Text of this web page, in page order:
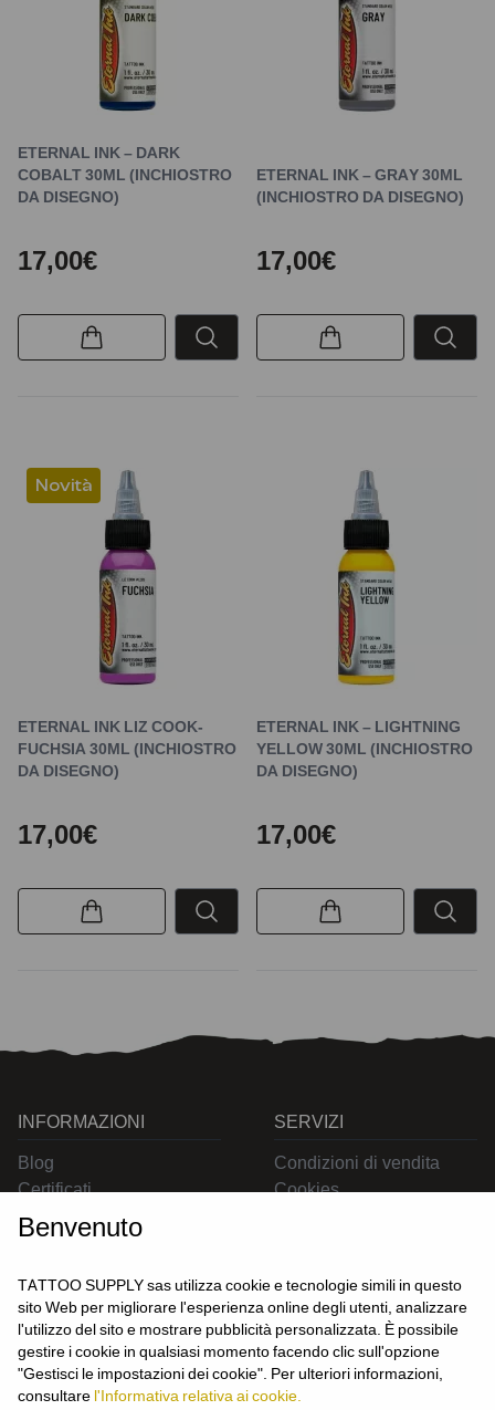
ETERNAL INK – DARK
COBALT 30ML (INCHIOSTRO
DA DISEGNO)
17,00€
ETERNAL INK – GRAY 30ML
(INCHIOSTRO DA DISEGNO)
17,00€
Novità
ETERNAL INK LIZ COOK-
FUCHSIA 30ML (INCHIOSTRO
DA DISEGNO)
17,00€
ETERNAL INK – LIGHTNING
YELLOW 30ML (INCHIOSTRO
DA DISEGNO)
17,00€
CONTATTACI
INFORMAZIONI
Blog
Certificati
Contatti
SERVIZI
Condizioni di vendita
Cookies
UTENTE
Login
Benvenuto
TATTOO SUPPLY sas utilizza cookie e tecnologie simili in questo
sito Web per migliorare l'esperienza online degli utenti, analizzare
l'utilizzo del sito e mostrare pubblicità personalizzata. È possibile
gestire i cookie in qualsiasi momento facendo clic sull'opzione
"Gestisci le impostazioni dei cookie". Per ulteriori informazioni,
consultare l'Informativa relativa ai cookie.